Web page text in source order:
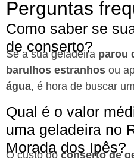
Perguntas
Como saber se
de conserto?
Se a sua geladeira parou
barulhos estranhos ou
água, é hora de buscar
Qual é o valor
uma geladeira no
Morada dos Ipês?
O custo do conserto de